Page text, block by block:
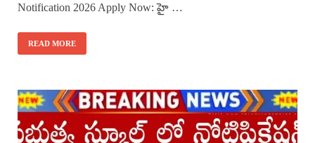
Notification 2026 Apply Now: హై …
READ MORE